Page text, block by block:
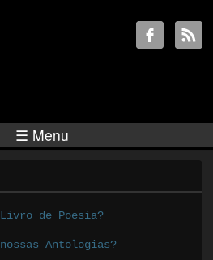
☰ Menu
de Poesia?
Antologias?